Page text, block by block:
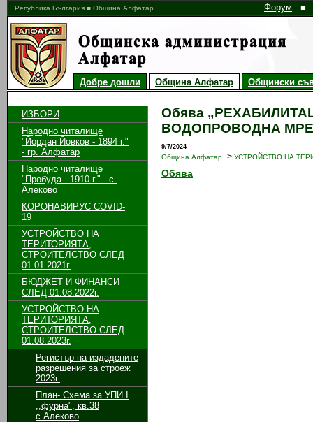
Република България ■ Община Алфатар Форум ■
Добре дошли Община Алфатар Общински
ИЗБОРИ
Народно читалище
"Йордан Йовков - 1894 г."
- гр. Алфатар
Народно читалище
"Пробуда - 1910 г." - с.
Алеково
КОРОНАВИРУС COVID-
19
УСТРОЙСТВО НА
ТЕРИТОРИЯТА,
СТРОИТЕЛСТВО СЛЕД
01.01.2021г.
БЮДЖЕТ И ФИНАНСИ
СЛЕД 01.08.2022г.
УСТРОЙСТВО НА
ТЕРИТОРИЯТА,
СТРОИТЕЛСТВО СЛЕД
01.08.2023г.
Регистър на издадените
разрешения за строеж
2023г.
План- Схема за УПИ I
,,фурна", кв.38
с.Алеково
Обява
ВОДОПРОВОДНА
9/7/2024
Община Алфатар -> УСТРОЙСТВО НА
Обява